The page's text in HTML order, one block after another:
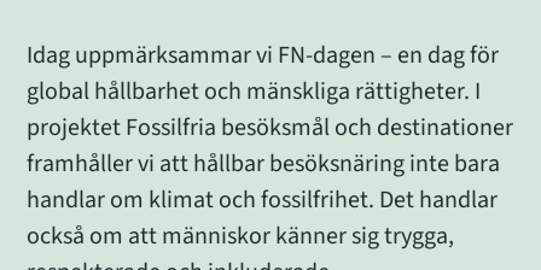
Idag uppmärksammar vi FN-dagen – en dag för
global hållbarhet och mänskliga rättigheter. I
projektet Fossilfria besöksmål och destinationer
framhåller vi att hållbar besöksnäring inte bara
handlar om klimat och fossilfrihet. Det handlar
också om att människor känner sig trygga,